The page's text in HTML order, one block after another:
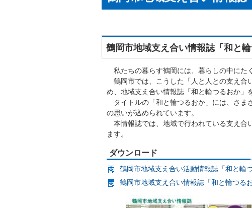
鶴岡市地域支え合い情報誌「和と
私たちの暮らす鶴岡には、暮らしの中にた
鶴岡市では、こうした「人と人との支え合
め、地域支え合い情報誌「和と輪つるおか」
タイトルの「和と輪つるおか」には、さま
の思いが込められています。
本情報誌では、地域で行われている支え合
ます。
ダウンロード
鶴岡市地域支え合い活動情報誌「和と輪
鶴岡市地域支え合い情報誌「和と輪つる